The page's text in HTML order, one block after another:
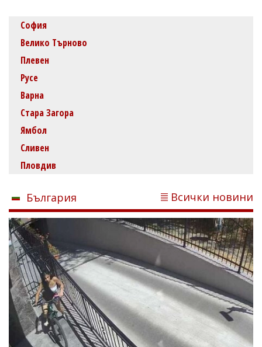
София
Велико Търново
Плевен
Русе
Варна
Стара Загора
Ямбол
Сливен
Пловдив
България Всички новини